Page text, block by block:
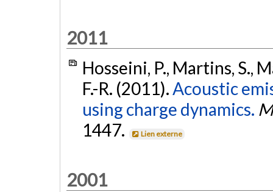
2011
Hosseini, P., Martins, S.,
F.-R. (2011).Acoustic
using charge dynamics.
1447.
Lien externe
2001